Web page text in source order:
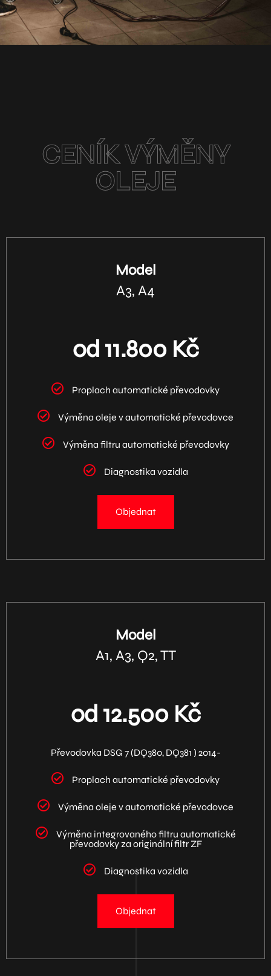
CENÍK VÝMĚNY
OLEJE
Model
A3, A4
od 11.800 Kč
Proplach automatické převodovky
Výměna oleje v automatické převodovce
Výměna filtru automatické převodovky
Diagnostika vozidla
Objednat
Model
A1, A3, Q2, TT
od 12.500 Kč
Převodovka DSG 7 (DQ380, DQ381 ) 2014-
Proplach automatické převodovky
Výměna oleje v automatické převodovce
Výměna integrovaného filtru automatické
převodovky za originální filtr ZF
Diagnostika vozidla
Objednat